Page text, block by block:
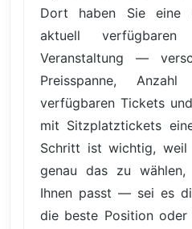
Dort haben Sie eine
aktuell
Veranstaltung —
Preisspanne,
verfügbaren Tickets
mit Sitzplatztickets
Schritt ist wichtig, weil
genau das zu
Ihnen passt — sei es
die beste Position